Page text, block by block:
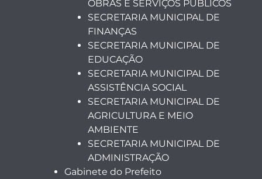
OBRAS E SERVIÇOS PÚBLICOS
SECRETARIA MUNICIPAL DE
FINANÇAS
SECRETARIA MUNICIPAL DE
EDUCAÇÃO
SECRETARIA MUNICIPAL DE
ASSISTÊNCIA SOCIAL
SECRETARIA MUNICIPAL DE
AGRICULTURA E MEIO
AMBIENTE
SECRETARIA MUNICIPAL DE
ADMINISTRAÇÃO
Gabinete do Prefeito